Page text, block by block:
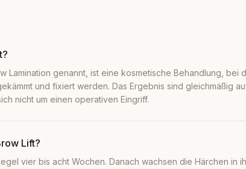
Lamination genannt, ist eine kosmetische Behandlung, bei
und fixiert werden. Das Ergebnis sind gleichmäßig
nicht um einen operativen Eingriff.
Lift?
vier bis acht Wochen. Danach wachsen die Härchen in